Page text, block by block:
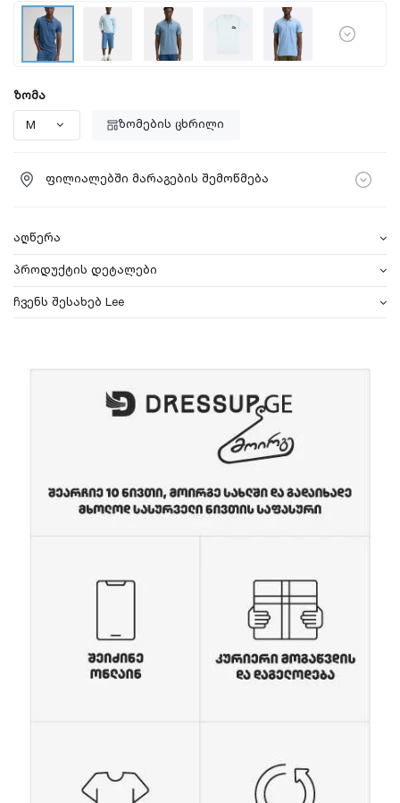
ზომა
ზომების ცხრილი
ფილიალებში მარაგების შემოწმება
აღწერა
პროდუქტის დეტალები
ჩვენს შესახებ Lee